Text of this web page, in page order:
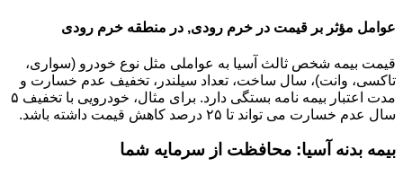
عوامل مؤثر بر قیمت در خرم رودی, در منطقه خرم رودی
قیمت بیمه شخص ثالث آسیا به عواملی مثل نوع خودرو (سواری،
تاکسی، وانت)، سال ساخت، تعداد سیلندر، تخفیف عدم خسارت و
مدت اعتبار بیمه نامه بستگی دارد. برای مثال، خودرویی با تخفیف ۵
سال عدم خسارت می تواند تا ۲۵ درصد کاهش قیمت داشته باشد.
بیمه بدنه آسیا: محافظت از سرمایه شما